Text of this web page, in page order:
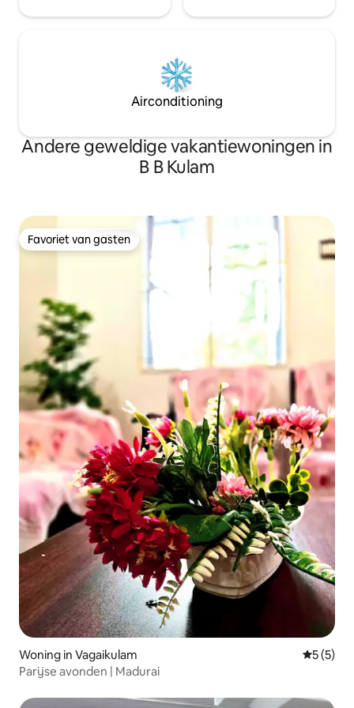
Airconditioning
Andere geweldige vakantiewoningen in
B B Kulam
Favoriet van gasten
Favoriet van gasten
Woning in Vagaikulam
5 (5)
Parijse avonden | Madurai